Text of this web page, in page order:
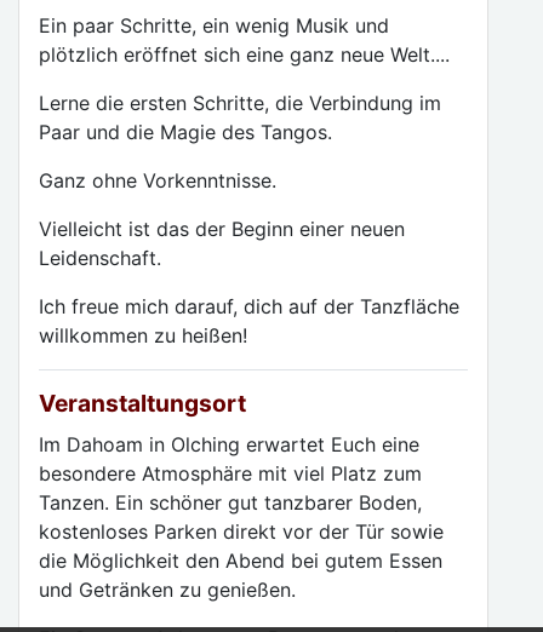
Ein paar Schritte, ein wenig Musik und
plötzlich eröffnet sich eine ganz neue Welt....
Lerne die ersten Schritte, die Verbindung im
Paar und die Magie des Tangos.
Ganz ohne Vorkenntnisse.
Vielleicht ist das der Beginn einer neuen
Leidenschaft.
Ich freue mich darauf, dich auf der Tanzfläche
willkommen zu heißen!
Veranstaltungsort
Im Dahoam in Olching erwartet Euch eine
besondere Atmosphäre mit viel Platz zum
Tanzen. Ein schöner gut tanzbarer Boden,
kostenloses Parken direkt vor der Tür sowie
die Möglichkeit den Abend bei gutem Essen
und Getränken zu genießen.